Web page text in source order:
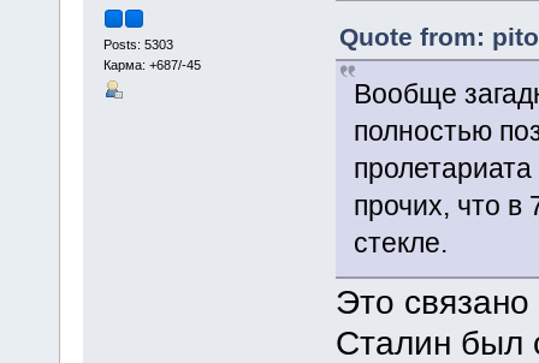
Posts: 5303
Карма: +687/-45
Quote from:
Вообще
полностью
прочих, что
стекле.
Это
Сталин был